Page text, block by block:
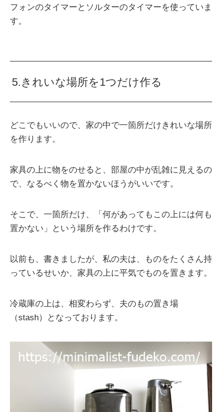
フォンのタイマーとソルターのタイマーを使っていま
す。
5.きれいな場所を1つだけ作る
どこでもいいので、家の中で一箇所だけきれいな場所
を作ります。
家具の上に物をのせると、部屋の中が乱雑に見えるの
で、なるべく物を置かないほうがいいです。
そこで、一箇所だけ、「何があってもこの上には何も
置かない」という場所を作るわけです。
以前も、書きましたが、私の夫は、ものをたくさん持
っているせいか、家具の上に平気でものを置きます。
冷蔵庫の上は、相変わらず、夫のもの置き場
（stash）となっております。